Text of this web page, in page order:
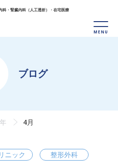
科・腎臓内科（人工透析）・在宅医療
ブログ
4月
ニック 整形外科